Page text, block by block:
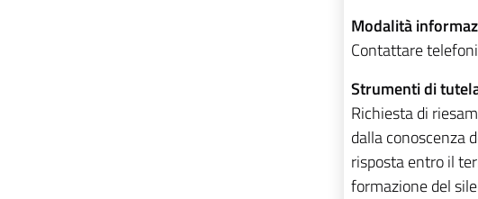
Modalità
Contattare
Strumenti di
Richiesta di
dalla conoscenza
risposta entro il
formazione del